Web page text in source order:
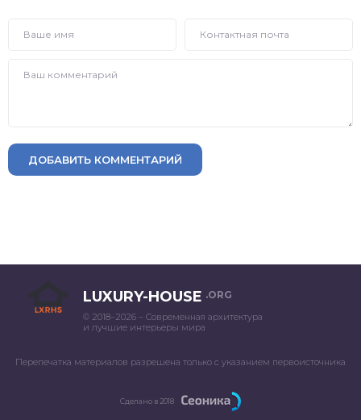
ДОБАВИТЬ КОММЕНТАРИЙ
LUXURY-HOUSE .ORG
© 2018–2026 – Современная архитектура
и лучшие интерьеры мира
Перепечатка материалов разрешена только с указанием первоисточника
Сделано в 2018